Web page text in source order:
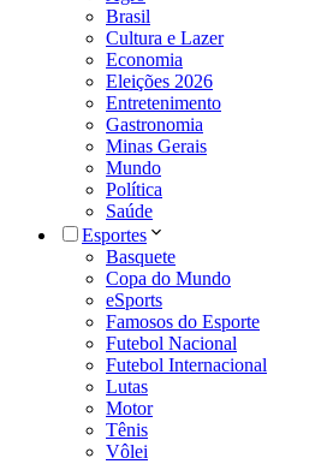
Brasil
Cultura e Lazer
Economia
Eleições 2026
Entretenimento
Gastronomia
Minas Gerais
Mundo
Política
Saúde
Esportes
Basquete
Copa do Mundo
eSports
Famosos do Esporte
Futebol Nacional
Futebol Internacional
Lutas
Motor
Tênis
Vôlei